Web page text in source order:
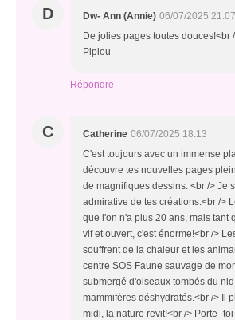
D Dw- Ann (Annie) 06/07/2025 21:07
De jolies pages toutes douces!<br
Pipiou
Répondre
C Catherine 06/07/2025 18:13
C'est toujours avec un immense
découvre tes nouvelles pages
de magnifiques dessins. <br /> Je
admirative de tes créations.<br />
que l'on n'a plus 20 ans, mais tant
vif et ouvert, c'est énorme!<br />
souffrent de la chaleur et les
centre SOS Faune sauvage de
submergé d'oiseaux tombés du
mammifères déshydratés.<br /> Il
midi, la nature revit!<br /> Porte-